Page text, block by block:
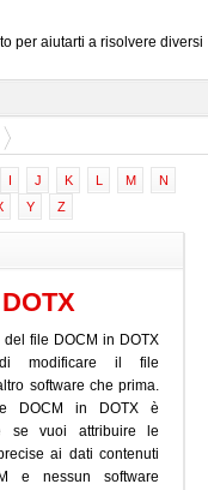
per aiutarti a risolvere diversi
I J K L M
N
Y Z
del file DOCM in DOTX
modificare il file
software che prima.
DOCM in DOTX è
se vuoi attribuire le
ai dati contenuti
e nessun software